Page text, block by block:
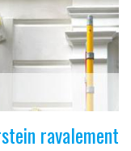
ravalement